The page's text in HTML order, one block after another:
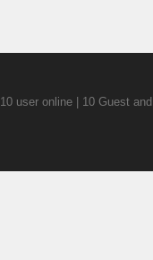
10 user online | 10 Guest